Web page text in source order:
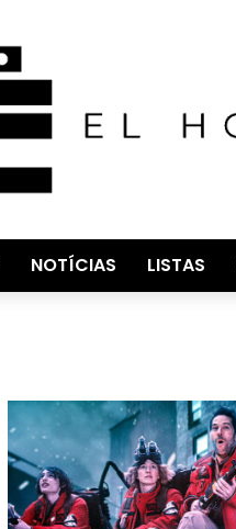
NOTÍCIAS LISTAS